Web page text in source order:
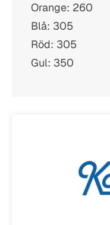
Orange: 260
Blå: 305
Röd: 305
Gul: 350